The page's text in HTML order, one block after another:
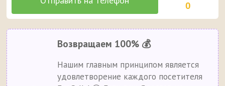
0
Возвращаем 100% 💰
Нашим главным принципом является
удовлетворение каждого посетителя